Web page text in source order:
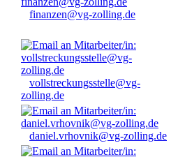
finanzen@vg-zolling.de
vollstreckungsstelle@vg-
zolling.de
daniel.vrhovnik@vg-zolling.de